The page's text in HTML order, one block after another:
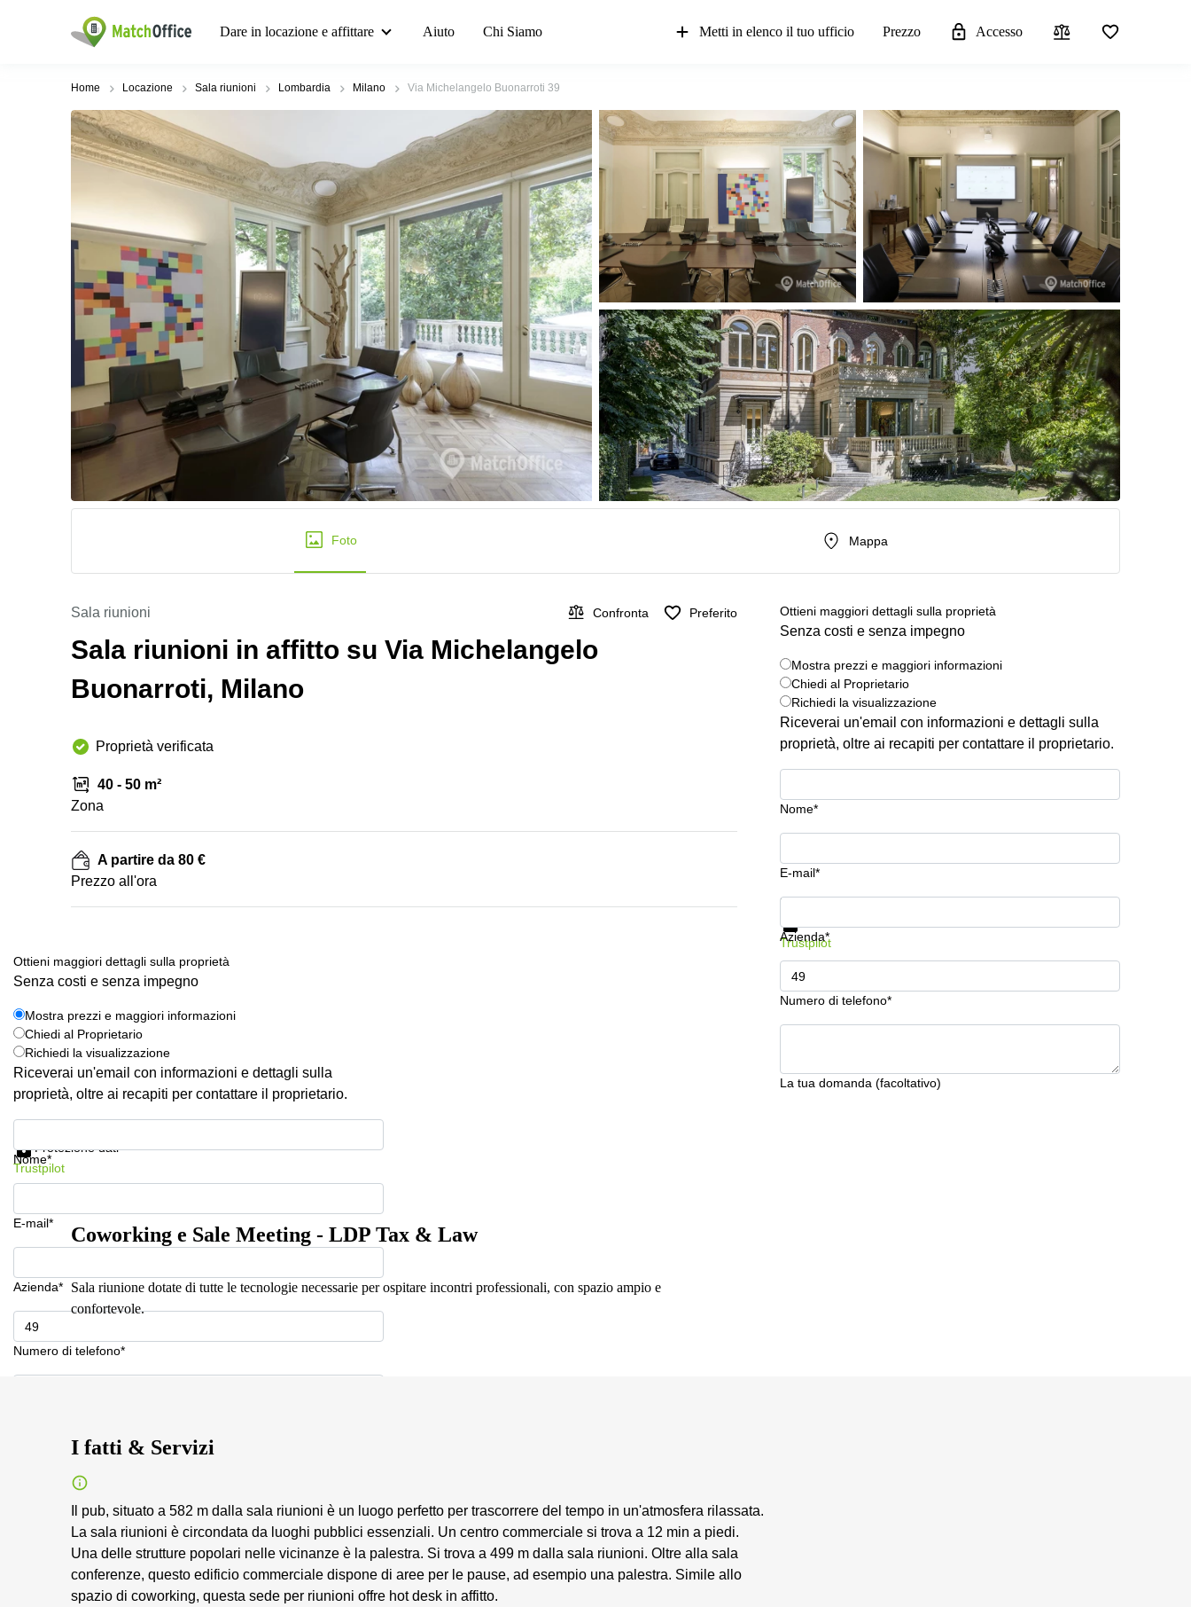
Dare in locazione e affittare Aiuto Chi Siamo Metti in elenco il tuo ufficio Prezzo Accesso
Home Locazione Sala riunioni Lombardia Milano Via Michelangelo Buonarroti 39
Foto Mappa
Sala riunioni Confronta Preferito
Sala riunioni in affitto su Via Michelangelo
Buonarroti, Milano
Proprietà verificata
40 - 50 m²
Zona
A partire da 80 €
Prezzo all'ora
Ottieni maggiori dettagli sulla proprietà
Senza costi e senza impegno
Mostra prezzi e maggiori informazioni
Chiedi al Proprietario
Richiedi la visualizzazione
Riceverai un'email con informazioni e dettagli sulla
proprietà, oltre ai recapiti per contattare il proprietario.
Nome*
E-mail*
Azienda*
Numero di telefono*
La tua domanda (facoltativo)
Mostra prezzi e maggiori informazioni
Trustpilot
Ottieni maggiori dettagli sulla proprietà
Senza costi e senza impegno
Mostra prezzi e maggiori informazioni
Chiedi al Proprietario
Richiedi la visualizzazione
Riceverai un'email con informazioni e dettagli sulla
proprietà, oltre ai recapiti per contattare il proprietario.
Nome*
E-mail*
Azienda*
Numero di telefono*
Protezione dati
Trustpilot
Coworking e Sale Meeting - LDP Tax & Law
Sala riunione dotate di tutte le tecnologie necessarie per ospitare incontri professionali, con spazio ampio e
confortevole.
I fatti & Servizi
Il pub, situato a 582 m dalla sala riunioni è un luogo perfetto per trascorrere del tempo in un'atmosfera rilassata.
La sala riunioni è circondata da luoghi pubblici essenziali. Un centro commerciale si trova a 12 min a piedi.
Una delle strutture popolari nelle vicinanze è la palestra. Si trova a 499 m dalla sala riunioni. Oltre alla sala
conferenze, questo edificio commerciale dispone di aree per le pause, ad esempio una palestra. Simile allo
spazio di coworking, questa sede per riunioni offre hot desk in affitto.